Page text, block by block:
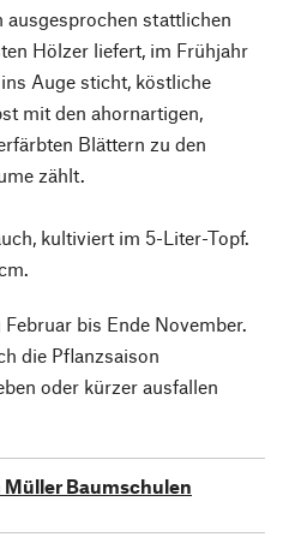
ausgesprochen stattlichen
Hölzer liefert, im Frühjahr
Auge sticht, köstliche
mit den ahornartigen,
Blättern zu den
zählt.
kultiviert im 5-Liter-Topf.
bis Ende November.
die Pflanzsaison
oder kürzer ausfallen
Müller Baumschulen